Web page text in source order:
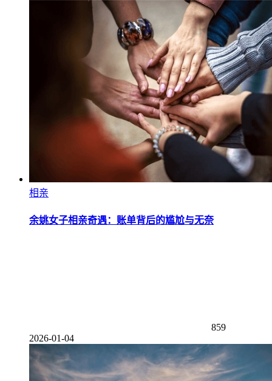
相亲
余姚女子相亲奇遇：账单背后的尴尬与无奈
859
2026-01-04